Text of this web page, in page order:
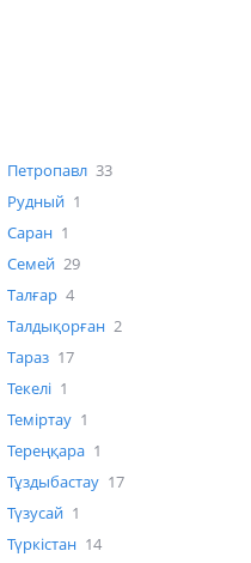
Петропавл 33
Рудный 1
Саран 1
Семей 29
Талғар 4
Талдықорған 2
Тараз 17
Текелі 1
Теміртау 1
Тереңқара 1
Тұздыбастау 17
Түзусай 1
Түркістан 14